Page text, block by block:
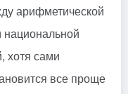
арифметической
национальной
хотя сами
все проще